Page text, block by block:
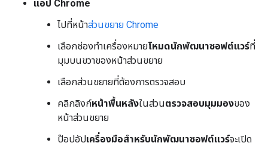
แอป Chrome
ไปที่หน้าส่วนขยาย Chrome
เลือกช่องทำเครื่องหมายโหมดนักพัฒนาซอฟต์แวร์ที่
มุมบนขวาของหน้าส่วนขยาย
เลือกส่วนขยายที่ต้องการตรวจสอบ
คลิกลิงก์หน้าพื้นหลังในส่วนตรวจสอบมุมมองของ
หน้าส่วนขยาย
ป๊อปอัปเครื่องมือสำหรับนักพัฒนาซอฟต์แวร์จะเปิด